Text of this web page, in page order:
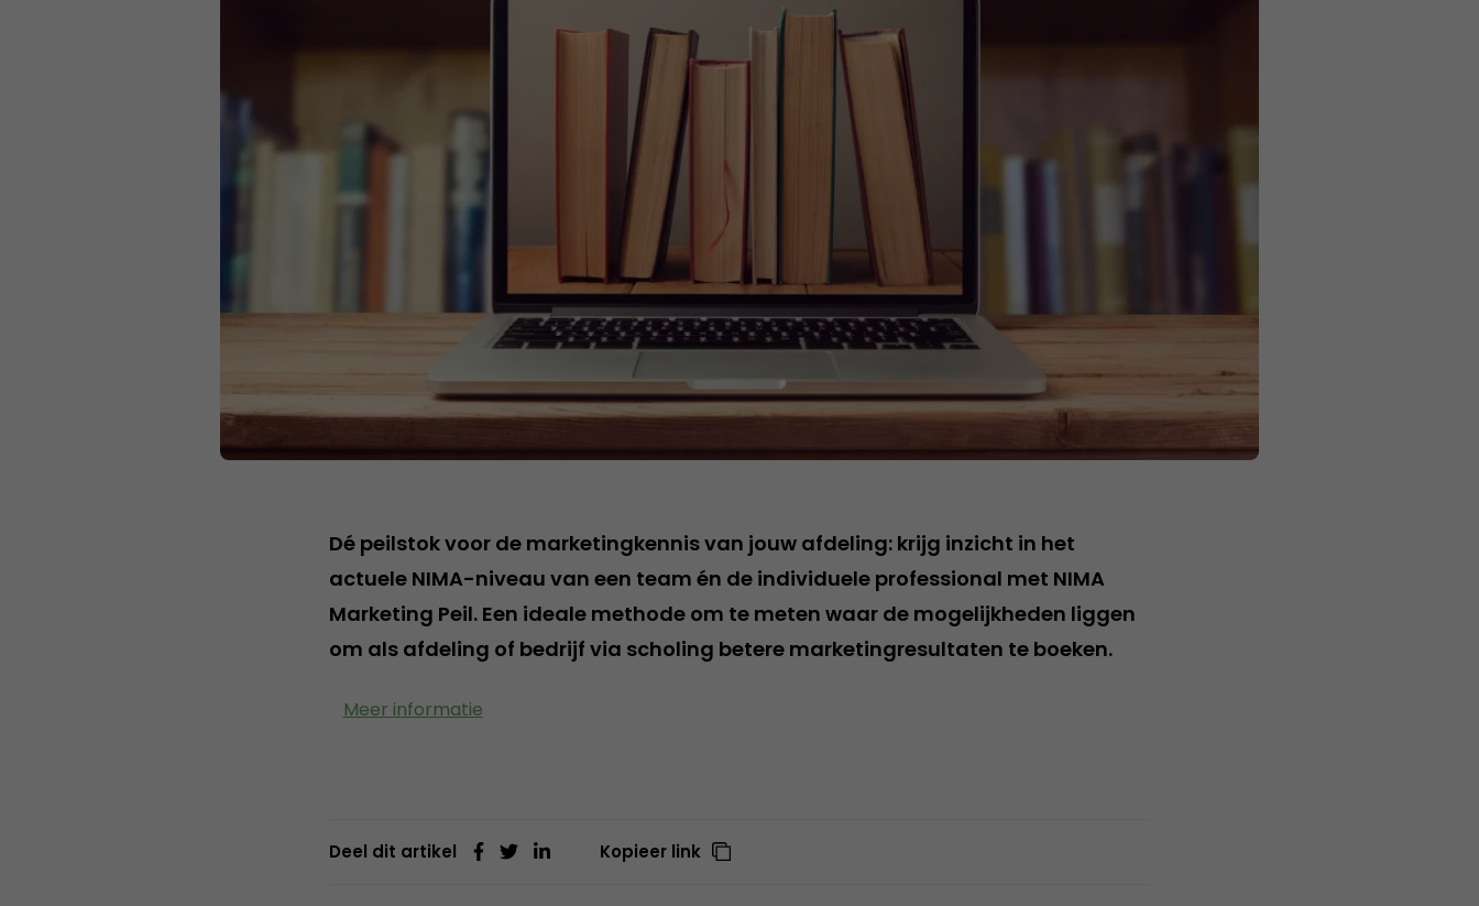
Dé peilstok voor de marketingkennis van jouw afdeling: krijg inzicht in het
actuele NIMA-niveau van een team én de individuele professional met NIMA
Marketing Peil. Een ideale methode om te meten waar de mogelijkheden liggen
om als afdeling of bedrijf via scholing betere marketingresultaten te boeken.
Meer informatie
Deel dit artikel Kopieer link